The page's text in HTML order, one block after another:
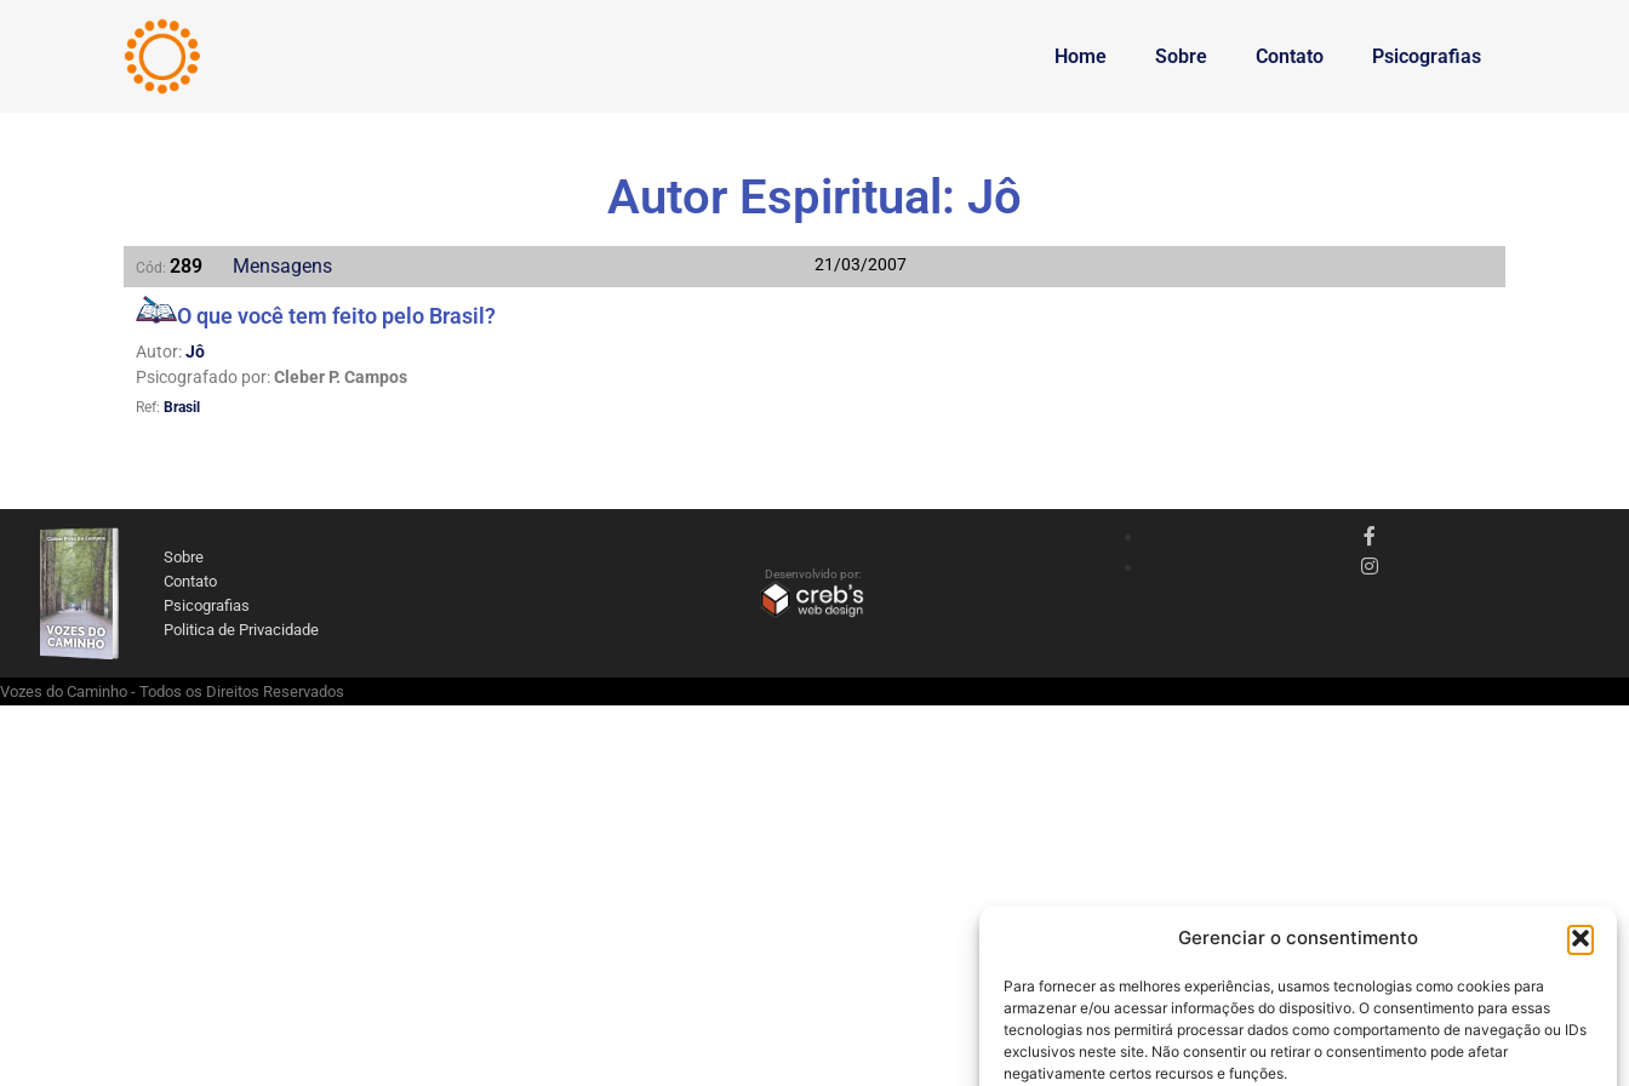
Gerenciar o consentimento
Para fornecer as melhores experiências, usamos tecnologias como cookies para
armazenar e/ou acessar informações do dispositivo. O consentimento para essas
tecnologias nos permitirá processar dados como comportamento de navegação ou IDs
exclusivos neste site. Não consentir ou retirar o consentimento pode afetar
negativamente certos recursos e funções.
Home Sobre Contato Psicografias
Autor Espiritual: Jô
Cód: 289 Mensagens 21/03/2007
O que você tem feito pelo Brasil?
Autor:Jô
Psicografado por:Cleber P. Campos
Ref: Brasil
Sobre
Contato
Psicografias
Politica de Privacidade
Desenvolvido por:
Vozes do Caminho - Todos os Direitos Reservados